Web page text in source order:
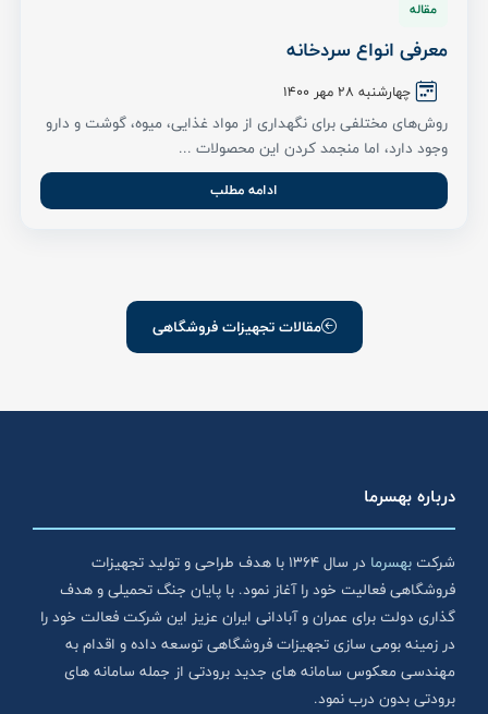
مقاله
معرفی انواع سردخانه
چهارشنبه ۲۸ مهر ۱۴۰۰
روش‌های مختلفی برای نگهداری از مواد غذایی، میوه، گوشت و دارو
وجود دارد، اما منجمد کردن این محصولات ...
ادامه مطلب
مقالات تجهیزات فروشگاهی
درباره بهسرما
شرکت بهسرما
در سال ۱۳۶۴ با هدف طراحی و تولید تجهیزات
فروشگاهی فعالیت خود را آغاز نمود. با پایان جنگ تحمیلی و هدف
گذاری دولت برای عمران و آبادانی ایران عزیز این شرکت فعالت خود را
در زمینه بومی سازی تجهیزات فروشگاهی توسعه داده و اقدام به
مهندسی معکوس سامانه های جدید برودتی از جمله سامانه های
برودتی بدون درب نمود.